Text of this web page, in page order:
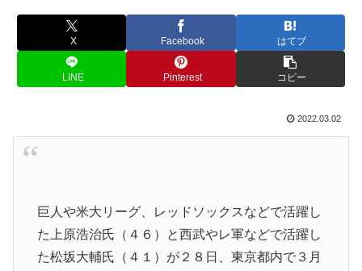
X Facebook はてブ
LINE Pinterest コピー
2022.03.02
巨人や米大リーグ、レッドソックスなどで活躍し
た上原浩治氏（４６）と西武やレ軍などで活躍し
た松坂大輔氏（４１）が２８日、東京都内で３月